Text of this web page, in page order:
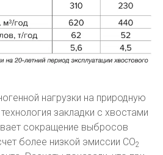
нагрузки на природную
закладки с хвостами
сокращение выбросов
более низкой эмиссии CO2